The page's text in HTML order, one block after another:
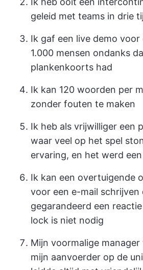
geleid met teams in drie
Ik gaf een live demo voor
1.000 mensen ondanks
plankenkoorts had
Ik kan 120 woorden per
zonder fouten te maken
Ik heb als vrijwilliger een
waar veel op het spel
ervaring, en het werd
Ik kan een overtuigende
voor een e-mail schrijven
gegarandeerd een
lock is niet nodig
Mijn voormalige
mijn aanvoerder op de